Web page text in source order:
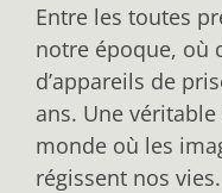
Entre les toutes
notre époque, où
d’appareils de
ans. Une
monde où les
régissent nos